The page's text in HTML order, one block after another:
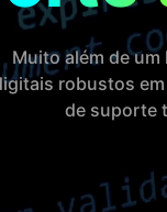
Muito além de
robustos
de suporte